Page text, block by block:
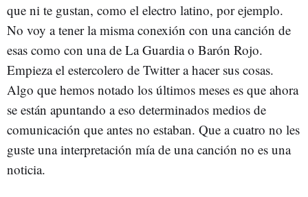
que ni te gustan, como el electro latino, por ejemplo.
No voy a tener la misma conexión con una canción de
esas como con una de La Guardia o Barón Rojo.
Empieza el estercolero de Twitter a hacer sus cosas.
Algo que hemos notado los últimos meses es que ahora
se están apuntando a eso determinados medios de
comunicación que antes no estaban. Que a cuatro no les
guste una interpretación mía de una canción no es una
noticia.